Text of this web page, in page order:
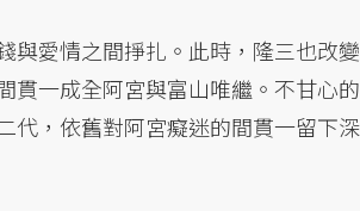
與愛情之間掙扎。此時，隆三也改變
貫一成全阿宮與富山唯繼。不甘心的
代，依舊對阿宮癡迷的間貫一留下深